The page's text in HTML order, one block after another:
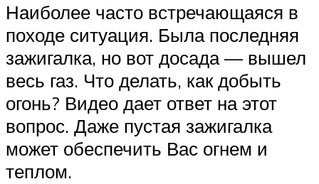
Наиболее часто встречающаяся в
походе ситуация. Была последняя
зажигалка, но вот досада — вышел
весь газ. Что делать, как добыть
огонь? Видео дает ответ на этот
вопрос. Даже пустая зажигалка
может обеспечить Вас огнем и
теплом.